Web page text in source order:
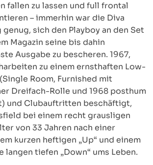
fallen zu lassen und full frontal
– immerhin war die Diva
sich den Playboy an den Set
Magazin seine bis dahin
Ausgabe zu bescheren. 1967,
zu einem ernsthaften Low-
Room, Furnished mit
Dreifach-Rolle und 1968 posthum
und Clubauftritten beschäftigt,
bei einem recht grausligen
von 33 Jahren nach einer
kurzen heftigen „Up“ und einem
tiefen „Down“ ums Leben.